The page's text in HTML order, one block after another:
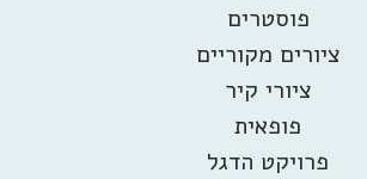
פוסטרים
ציורים מקוריים
ציורי קיר
פופאית
פרויקט הדגל